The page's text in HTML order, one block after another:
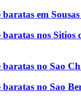
em Sousas
nos Sitios
baratas no Sao
baratas no Sao